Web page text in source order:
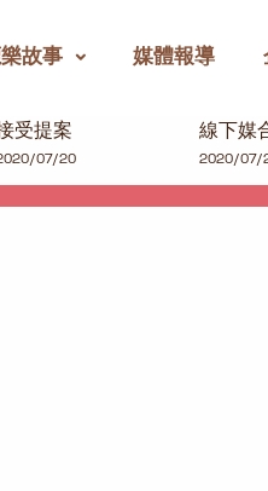
故事 媒體報導
受提案
07/20
線下媒
2020/07/